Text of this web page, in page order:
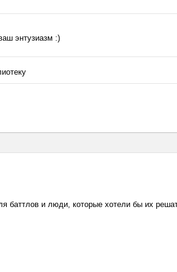
энтузиазм :)
баттлов и люди, которые хотели бы их